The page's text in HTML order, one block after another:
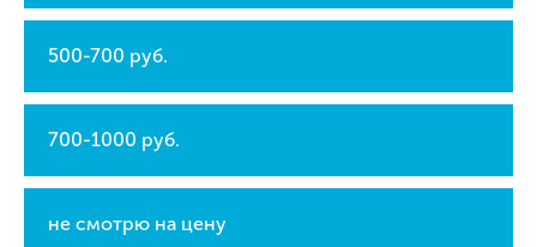
500-700 руб.
700-1000 руб.
не смотрю на цену